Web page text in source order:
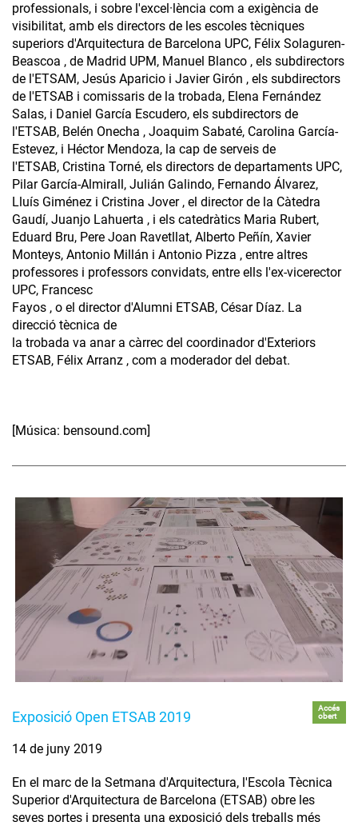
professionals, i sobre l'excel·lència com a exigència de
visibilitat, amb els directors de les escoles tècniques
superiors d'Arquitectura de Barcelona UPC, Félix Solaguren-
Beascoa , de Madrid UPM, Manuel Blanco , els subdirectors
de l'ETSAM, Jesús Aparicio i Javier Girón , els subdirectors
de l'ETSAB i comissaris de la trobada, Elena Fernández
Salas, i Daniel García Escudero, els subdirectors de
l'ETSAB, Belén Onecha , Joaquim Sabaté, Carolina García-
Estevez, i Héctor Mendoza, la cap de serveis de
l'ETSAB, Cristina Torné, els directors de departaments UPC,
Pilar García-Almirall, Julián Galindo, Fernando Álvarez,
Lluís Giménez i Cristina Jover , el director de la Càtedra
Gaudí, Juanjo Lahuerta , i els catedràtics Maria Rubert,
Eduard Bru, Pere Joan Ravetllat, Alberto Peñín, Xavier
Monteys, Antonio Millán i Antonio Pizza , entre altres
professores i professors convidats, entre ells l'ex-vicerector
UPC, Francesc
Fayos , o el director d'Alumni ETSAB, César Díaz. La
direcció tècnica de
la trobada va anar a càrrec del coordinador d'Exteriors
ETSAB, Félix Arranz , com a moderador del debat.
[Música: bensound.com]
Exposició Open ETSAB 2019
Accés
obert
14 de juny 2019
En el marc de la Setmana d'Arquitectura, l'Escola Tècnica
Superior d'Arquitectura de Barcelona (ETSAB) obre les
seves portes i presenta una exposició dels treballs més